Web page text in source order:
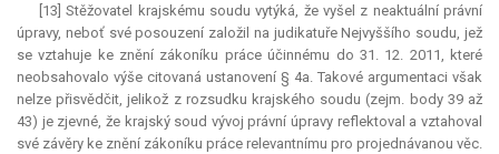
[13] Stěžovatel krajskému soudu vytýká, že vyšel z neaktuální právní
úpravy, neboť své posouzení založil na judikatuře Nejvyššího soudu, jež
se vztahuje ke znění zákoníku práce účinnému do 31. 12. 2011, které
neobsahovalo výše citovaná ustanovení § 4a. Takové argumentaci však
nelze přisvědčit, jelikož z rozsudku krajského soudu (zejm. body 39 až
43) je zjevné, že krajský soud vývoj právní úpravy reflektoval a vztahoval
své závěry ke znění zákoníku práce relevantnímu pro projednávanou věc.